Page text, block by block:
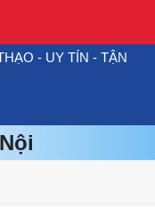
- UY TÍN - TẬN